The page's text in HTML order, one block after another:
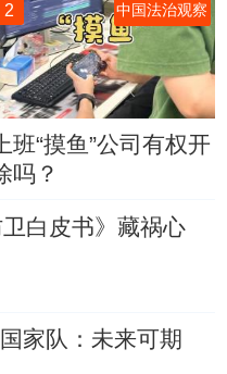
2 中国法治观察
上班“摸鱼”公司有权开
吗？
白皮书》藏祸心
家队：未来可期